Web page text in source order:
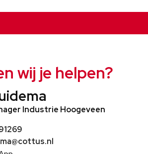
wij je helpen?
Industrie Hoogeveen